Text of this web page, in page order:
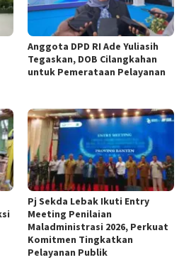
Anggota DPD RI Ade Yuliasih
Tegaskan, DOB Cilangkahan
untuk Pemerataan Pelayanan
Pj Sekda Lebak Ikuti Entry
Meeting Penilaian
Maladministrasi 2026, Perkuat
Komitmen Tingkatkan
Pelayanan Publik